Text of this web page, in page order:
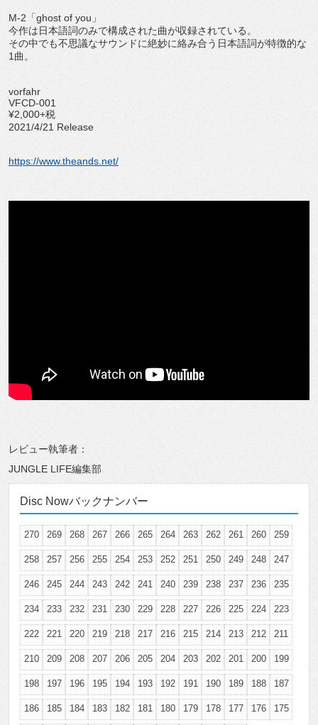
M-2「ghost of you」
今作は日本語詞のみで構成された曲が収録されている。
その中でも不思議なサウンドに絶妙に絡み合う日本語詞が特徴的な
1曲。
vorfahr
VFCD-001
¥2,000+税
2021/4/21 Release
https://www.theands.net/
レビュー執筆者：
JUNGLE LIFE編集部
Disc Nowバックナンバー
270 269 268 267 266 265 264 263 262 261 260 259
258 257 256 255 254 253 252 251 250 249 248 247
246 245 244 243 242 241 240 239 238 237 236 235
234 233 232 231 230 229 228 227 226 225 224 223
222 221 220 219 218 217 216 215 214 213 212 211
210 209 208 207 206 205 204 203 202 201 200 199
198 197 196 195 194 193 192 191 190 189 188 187
186 185 184 183 182 181 180 179 178 177 176 175